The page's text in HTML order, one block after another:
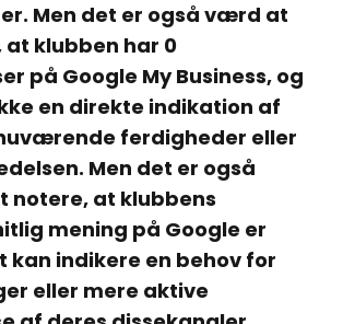
Men det er også værd at
klubben har 0
på Google My Business, og
en direkte indikation af
ferdigheder eller
Men det er også
notere, at klubbens
mening på Google er
kan indikere en behov for
eller mere aktive